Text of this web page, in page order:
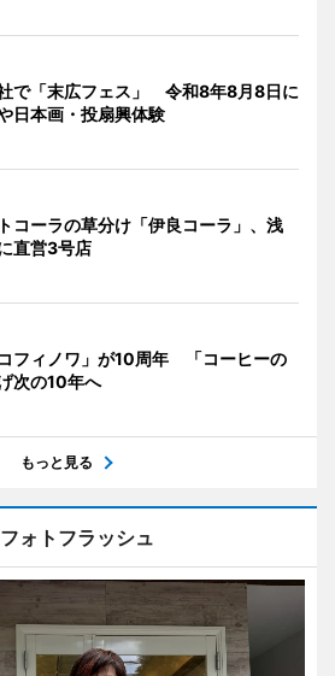
で「末広フェス」 令和8年8月8日に
日本画・投扇興体験
コーラの草分け「伊良コーラ」、浅
直営3号店
フィノワ」が10周年 「コーヒーの
次の10年へ
もっと見る
フォトフラッシュ